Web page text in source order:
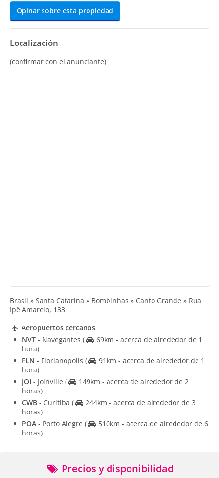
Opinar sobre esta propiedad
Localización
(confirmar con el anunciante)
Brasil » Santa Catarina » Bombinhas » Canto Grande » Rua
Ipê Amarelo, 133
Aeropuertos cercanos
NVT - Navegantes (
69km - acerca de alrededor de 1
hora)
FLN - Florianopolis (
91km - acerca de alrededor de 1
hora)
JOI - Joinville (
149km - acerca de alrededor de 2
horas)
CWB - Curitiba (
244km - acerca de alrededor de 3
horas)
POA - Porto Alegre (
510km - acerca de alrededor de 6
horas)
Precios y disponibilidad